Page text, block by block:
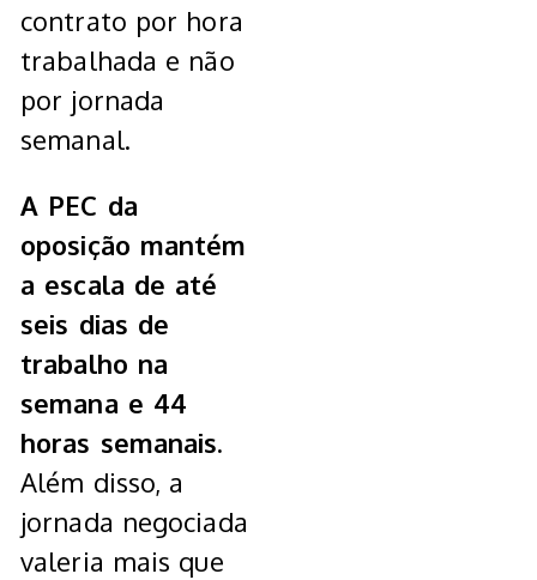
contrato por hora
trabalhada e não
por jornada
semanal.
A PEC da
oposição mantém
a escala de até
seis dias de
trabalho na
semana e 44
horas semanais.
Além disso, a
jornada negociada
valeria mais que